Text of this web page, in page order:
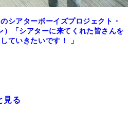
シアターボーイズプロジェクト・
「シアターに来てくれた皆さんを
ていきたいです！ 」
見る